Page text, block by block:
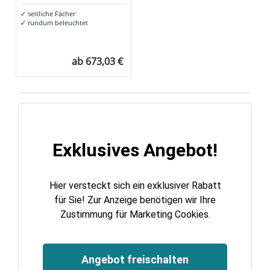
✓ seitliche Fächer
✓ rundum beleuchtet
ab 673,03 €
Exklusives Angebot!
Hier versteckt sich ein exklusiver Rabatt
für Sie! Zur Anzeige benötigen wir Ihre
Zustimmung für Marketing Cookies.
Angebot freischalten